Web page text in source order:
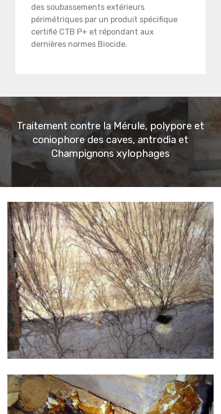
des soubassements extérieurs
périmétriques par un produit spécifique
certifié CTB P+ et répondant aux
dernières normes Biocide.
Traitement contre la Mérule, polypore et
coniophore des caves, antrodia et
Champignons xylophages